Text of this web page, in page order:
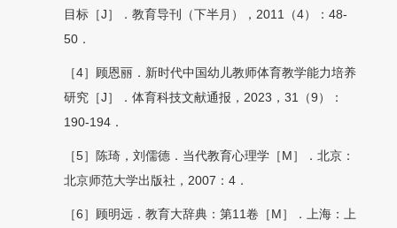
目标［J］．教育导刊（下半月），2011（4）：48-
50．
［4］顾恩丽．新时代中国幼儿教师体育教学能力培养
研究［J］．体育科技文献通报，2023，31（9）：
190-194．
［5］陈琦，刘儒德．当代教育心理学［M］．北京：
北京师范大学出版社，2007：4．
［6］顾明远．教育大辞典：第11卷［M］．上海：上